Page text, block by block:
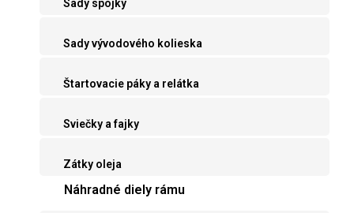
Sady spojky
Sady vývodového kolieska
Štartovacie páky a relátka
Sviečky a fajky
Zátky oleja
Náhradné diely rámu